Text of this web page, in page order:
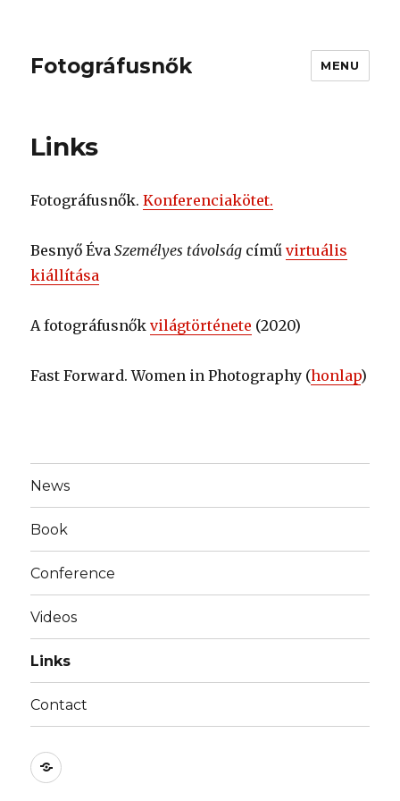
Fotográfusnők MENU
Links
Fotográfusnők.Konferenciakötet.
Besnyő ÉvaSzemélyes távolság cíművirtuális
kiállítása
A fotográfusnőkvilágtörténete (2020)
Fast Forward. Women in Photography (honlap)
News
Book
Conference
Videos
Links
Contact
Bejelentkezés